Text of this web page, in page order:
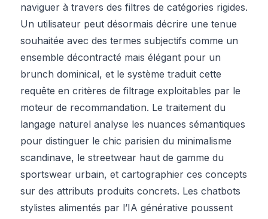
naviguer à travers des filtres de catégories rigides.
Un utilisateur peut désormais décrire une tenue
souhaitée avec des termes subjectifs comme un
ensemble décontracté mais élégant pour un
brunch dominical, et le système traduit cette
requête en critères de filtrage exploitables par le
moteur de recommandation. Le traitement du
langage naturel analyse les nuances sémantiques
pour distinguer le chic parisien du minimalisme
scandinave, le streetwear haut de gamme du
sportswear urbain, et cartographier ces concepts
sur des attributs produits concrets. Les chatbots
stylistes alimentés par l’IA générative poussent